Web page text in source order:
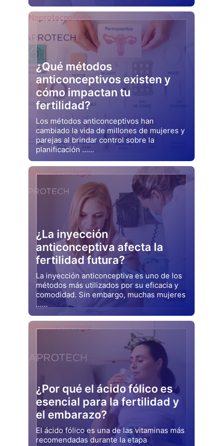
Drjluquerna
¿Qué métodos
anticonceptivos existen y
cómo impactan tu
fertilidad?
Los métodos anticonceptivos han
cambiado la vida de millones de mujeres y
parejas al brindar control sobre la
planificación ......
Drjluquerna
Naprotecnología
¿La inyección
anticonceptiva afecta la
fertilidad futura?
La inyección anticonceptiva es uno de los
métodos más utilizados por su eficacia y
comodidad. Sin embargo, muchas mujeres
......
Drjluquerna
Naprotecnología
¿Por qué el ácido fólico es
esencial para la fertilidad y
el embarazo?
El ácido fólico es una de las vitaminas más
recomendadas durante la etapa
Naprotecnología